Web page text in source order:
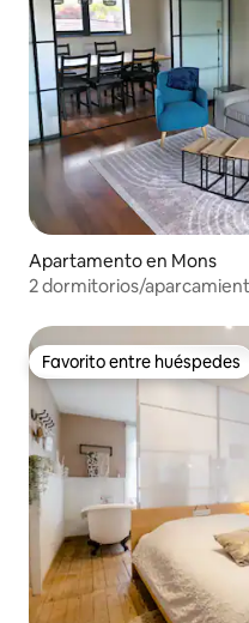
Apartamento en Mons
2 dormitorios/
Favorito entre huéspedes
Favorito entre huéspedes